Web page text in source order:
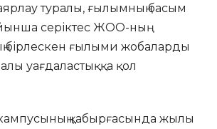
туралы, ғылымның басым
серіктес ЖОО-ның
бірлескен ғылыми жобаларды
уағдаластыққа қол
қабырғасында жылы